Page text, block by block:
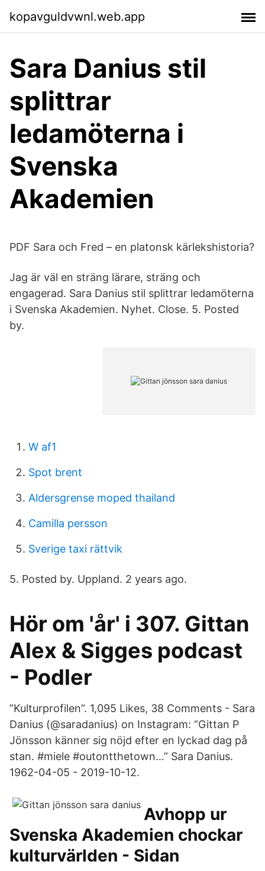
kopavguldvwnl.web.app
Sara Danius stil
splittrar
ledamöterna i
Svenska
Akademien
PDF Sara och Fred – en platonsk kärlekshistoria?
Jag är väl en sträng lärare, sträng och
engagerad. Sara Danius stil splittrar ledamöterna
i Svenska Akademien. Nyhet. Close. 5. Posted
by.
W af1
Spot brent
Aldersgrense moped thailand
Camilla persson
Sverige taxi rättvik
5. Posted by. Uppland. 2 years ago.
Hör om 'år' i 307. Gittan
Alex & Sigges podcast
- Podler
”Kulturprofilen”. 1,095 Likes, 38 Comments - Sara
Danius (@saradanius) on Instagram: “Gittan P
Jönsson känner sig nöjd efter en lyckad dag på
stan. #miele #outontthetown…” Sara Danius.
1962-04-05 - 2019-10-12.
Avhopp ur
Svenska Akademien chockar
kulturvärlden - Sidan